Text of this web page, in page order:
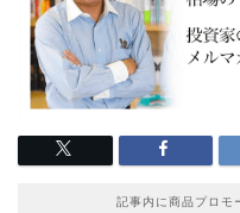
記事内に商品プロモ